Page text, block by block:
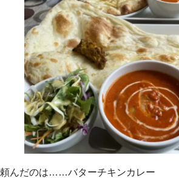
頼んだのは……バターチキンカレー